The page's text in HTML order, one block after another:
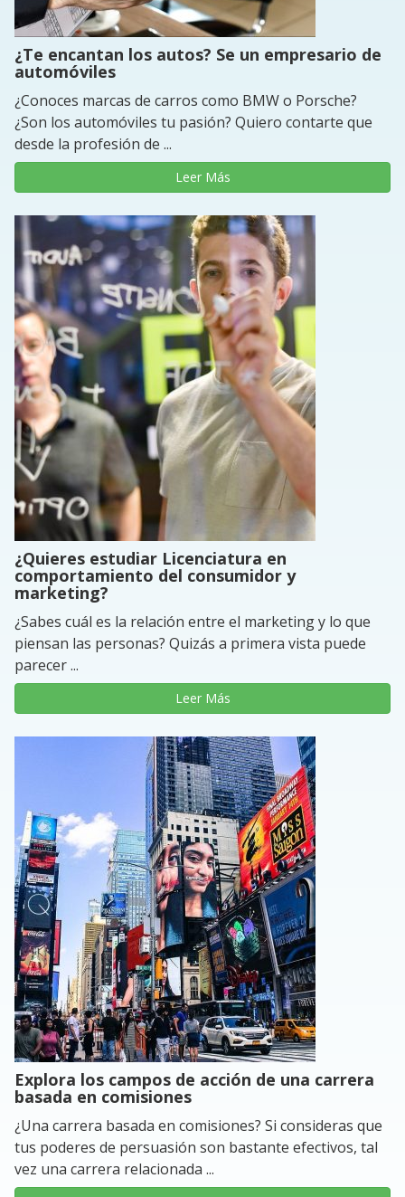
¿Te encantan los autos? Se un empresario de
automóviles
¿Conoces marcas de carros como BMW o Porsche?
¿Son los automóviles tu pasión? Quiero contarte que
desde la profesión de ...
Leer Más
¿Quieres estudiar Licenciatura en
comportamiento del consumidor y
marketing?
¿Sabes cuál es la relación entre el marketing y lo que
piensan las personas? Quizás a primera vista puede
parecer ...
Leer Más
Explora los campos de acción de una carrera
basada en comisiones
¿Una carrera basada en comisiones? Si consideras que
tus poderes de persuasión son bastante efectivos, tal
vez una carrera relacionada ...